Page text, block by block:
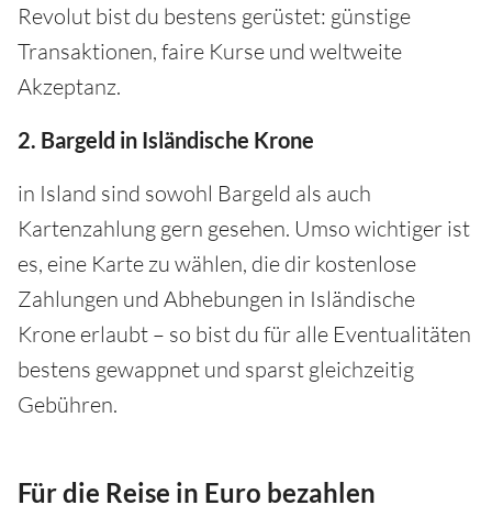
Revolut bist du bestens gerüstet: günstige
Transaktionen, faire Kurse und weltweite
Akzeptanz.
2. Bargeld in Isländische Krone
in Island sind sowohl Bargeld als auch
Kartenzahlung gern gesehen. Umso wichtiger ist
es, eine Karte zu wählen, die dir kostenlose
Zahlungen und Abhebungen in Isländische
Krone erlaubt – so bist du für alle Eventualitäten
bestens gewappnet und sparst gleichzeitig
Gebühren.
Für die Reise in Euro bezahlen